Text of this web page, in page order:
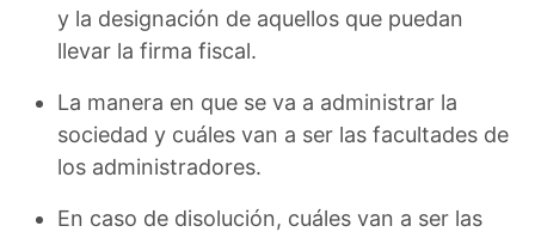
y la designación de aquellos que puedan
llevar la firma fiscal.
La manera en que se va a administrar la
sociedad y cuáles van a ser las facultades de
los administradores.
En caso de disolución, cuáles van a ser las